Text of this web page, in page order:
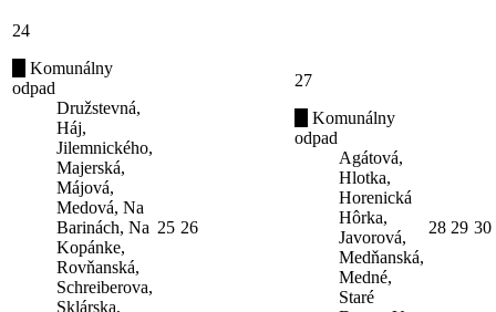
24
Komunálny
odpad
Družstevná,
Háj,
Jilemnického,
Majerská,
Májová,
Medová, Na
Barinách, Na
Kopánke,
Rovňanská,
Schreiberova,
Sklárska,
25 26
27
Komunálny
odpad
Agátová,
Hlotka,
Horenická
Hôrka,
Javorová,
Medňanská,
Medné,
Staré
28 29 30